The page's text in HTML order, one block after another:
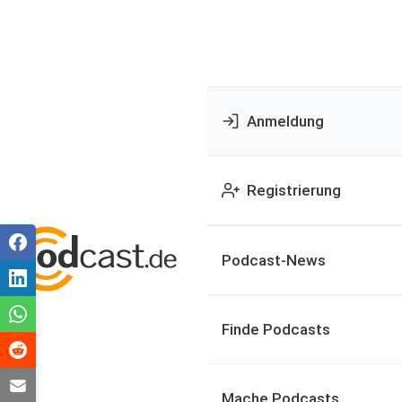
Anmeldung
Registrierung
Podcast-News
Finde Podcasts
Mache Podcasts